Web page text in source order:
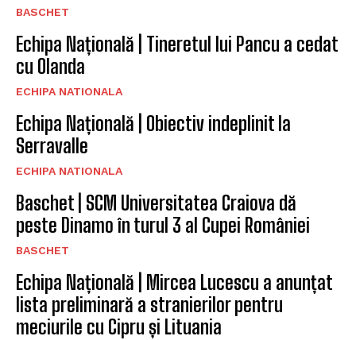
BASCHET
Echipa Națională | Tineretul lui Pancu a cedat
cu Olanda
ECHIPA NATIONALA
Echipa Națională | Obiectiv indeplinit la
Serravalle
ECHIPA NATIONALA
Baschet | SCM Universitatea Craiova dă
peste Dinamo în turul 3 al Cupei României
BASCHET
Echipa Națională | Mircea Lucescu a anunțat
lista preliminară a stranierilor pentru
meciurile cu Cipru și Lituania